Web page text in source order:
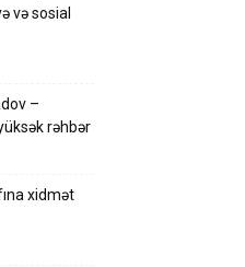
və sosial
–
rəhbər
xidmət